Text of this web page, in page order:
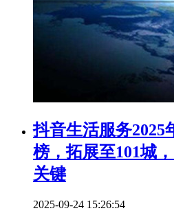
抖音生活服务2025
榜，拓展至101城
关键
2025-09-24 15:26:54